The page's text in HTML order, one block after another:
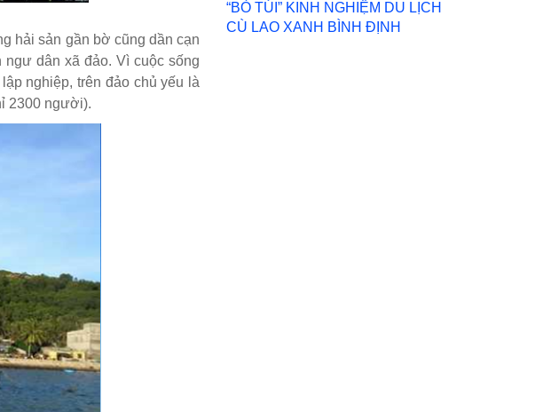
hải sản gần bờ cũng dần cạn
dân xã đảo. Vì cuộc sống
nghiệp, trên đảo chủ yếu là
2300 người).
“BỎ TÚI” KINH NGHIỆM DU LỊCH
CÙ LAO XANH BÌNH ĐỊNH